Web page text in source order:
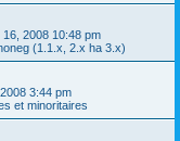
16, 2008 10:48 pm
(1.1.x, 2.x ha 3.x)
3:44 pm
et minoritaires